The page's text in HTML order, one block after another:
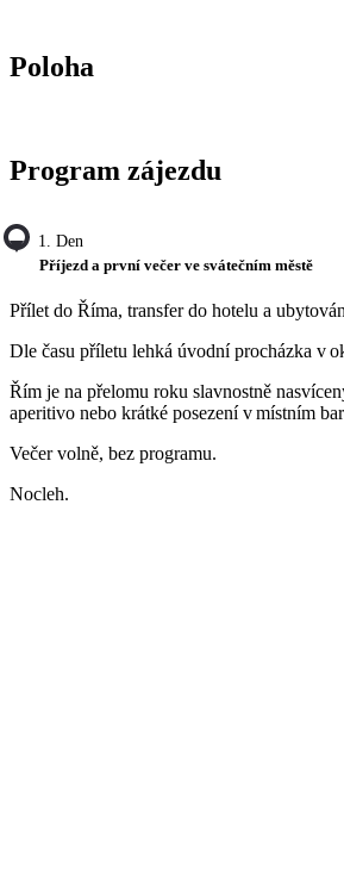
Poloha
Program zájezdu
1. Den
Příjezd a první večer ve svátečním městě
Přílet do Říma, transfer do hotelu a
Dle času příletu lehká úvodní procházka v
Řím je na přelomu roku slavnostně
aperitivo nebo krátké posezení v místním
Večer volně, bez programu.
Nocleh.